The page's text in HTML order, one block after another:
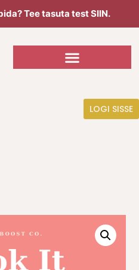
Tee tasuta test SIIN.
LOGI SISSE